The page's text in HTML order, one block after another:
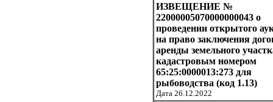
ИЗВЕЩЕНИЕ №
22000005070000000043 о
проведении открытого
на право заключения
аренды земельного
кадастровым номером
65:25:0000013:273 для
рыбоводства (код 1.13)
Дата 26.12.2022